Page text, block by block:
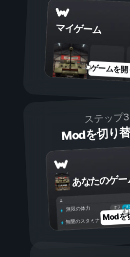
マイゲーム
ゲームを開
ステップ3
Modを切り
あなたのゲー
オ
オフ
無限の体力
無限のスタミナ Modを